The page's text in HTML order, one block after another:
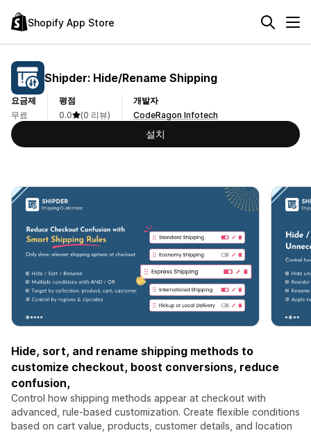
Shopify App Store
Shipder: Hide/Rename Shipping
요금제
무료
평점
0.0
(0 리뷰)
개발자
CodeRagon Infotech
설치
Hide, sort, and rename shipping methods to
customize checkout, boost conversions, reduce
confusion,
Control how shipping methods appear at checkout with
advanced, rule-based customization. Create flexible conditions
based on cart value, products, customer details, and location